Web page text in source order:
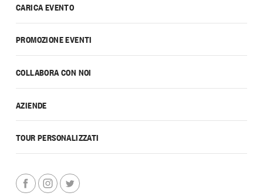
CARICA EVENTO
PROMOZIONE EVENTI
COLLABORA CON NOI
AZIENDE
TOUR PERSONALIZZATI